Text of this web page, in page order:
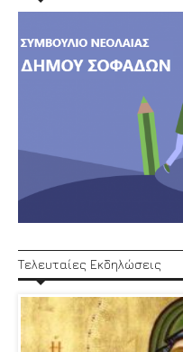
Τελευταίες Εκδηλώσεις